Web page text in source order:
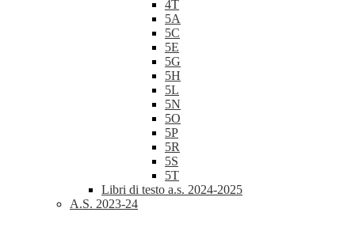
4T
5A
5C
5E
5G
5H
5L
5N
5O
5P
5R
5S
5T
Libri di testo a.s. 2024-2025
A.S. 2023-24